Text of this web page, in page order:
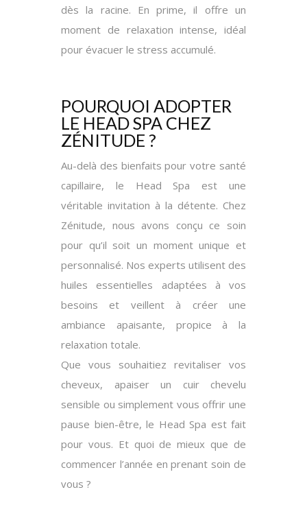
dès la racine. En prime, il offre un
moment de relaxation intense, idéal
pour évacuer le stress accumulé.
POURQUOI ADOPTER
LE HEAD SPA CHEZ
ZÉNITUDE ?
Au-delà des bienfaits pour votre santé
capillaire, le Head Spa est une
véritable invitation à la détente. Chez
Zénitude, nous avons conçu ce soin
pour qu’il soit un moment unique et
personnalisé. Nos experts utilisent des
huiles essentielles adaptées à vos
besoins et veillent à créer une
ambiance apaisante, propice à la
relaxation totale.
Que vous souhaitiez revitaliser vos
cheveux, apaiser un cuir chevelu
sensible ou simplement vous offrir une
pause bien-être, le Head Spa est fait
pour vous. Et quoi de mieux que de
commencer l’année en prenant soin de
vous ?